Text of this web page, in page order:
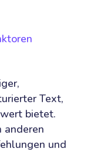
Text,
bietet.
anderen
und